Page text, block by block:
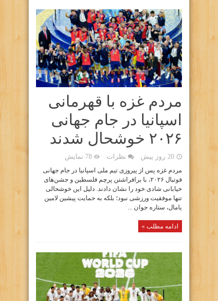
مردم غزه با قهرمانی
اسپانیا در جام جهانی
۲۰۲۶ خوشحال شدند
20 روز پیش نظرات
78 نمایش
مردم غزه پس از پیروزی تیم ملی اسپانیا در جام جهانی
فوتبال ۲۰۲۶، با برافراشتن پرچم فلسطین و جشن‌های
خیابانی شادی خود را نشان دادند. دلیل این خوشحالی
تنها موفقیت ورزشی نبود؛ بلکه به حمایت پیشین لامین
یامال، ستاره جوان ...
ادامه مطلب »